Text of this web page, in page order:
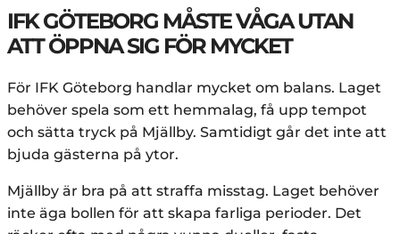
IFK GÖTEBORG MÅSTE VÅGA UTAN
ATT ÖPPNA SIG FÖR MYCKET
För IFK Göteborg handlar mycket om balans. Laget
behöver spela som ett hemmalag, få upp tempot
och sätta tryck på Mjällby. Samtidigt går det inte att
bjuda gästerna på ytor.
Mjällby är bra på att straffa misstag. Laget behöver
inte äga bollen för att skapa farliga perioder. Det